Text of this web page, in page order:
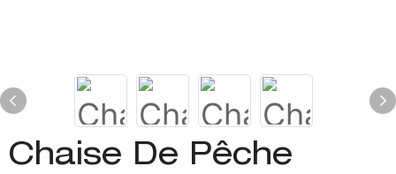
Chaise De Pêche